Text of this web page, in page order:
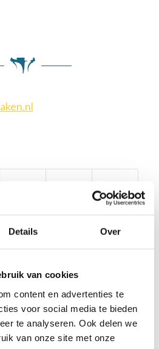
Details Over
van cookies
content en advertenties te
voor social media te bieden
te analyseren. Ook delen we
van onze site met onze
mogelijk gemaakt
door: